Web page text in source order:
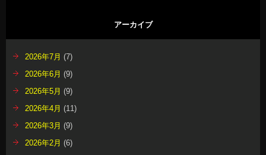
アーカイブ
2026年7月 (7)
2026年6月 (9)
2026年5月 (9)
2026年4月 (11)
2026年3月 (9)
2026年2月 (6)